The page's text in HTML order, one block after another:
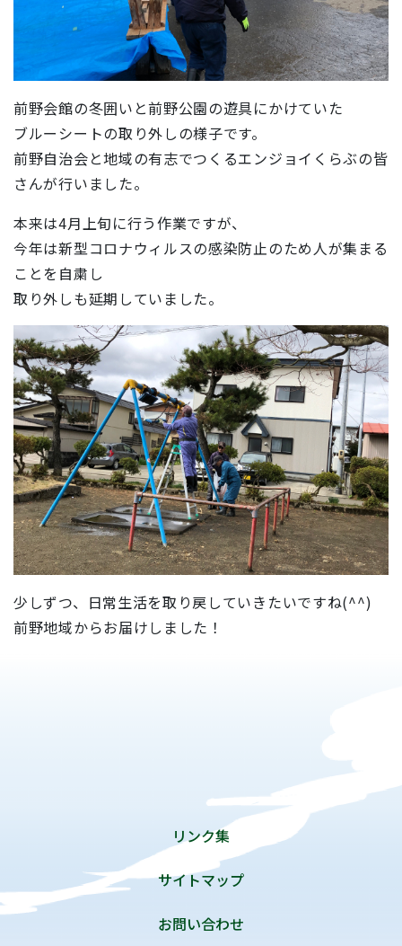
前野会館の冬囲いと前野公園の遊具にかけていた
ブルーシートの取り外しの様子です。
前野自治会と地域の有志でつくるエンジョイくらぶの皆
さんが行いました。
本来は4月上旬に行う作業ですが、
今年は新型コロナウィルスの感染防止のため人が集まる
ことを自粛し
取り外しも延期していました。
少しずつ、日常生活を取り戻していきたいですね(^^)
前野地域からお届けしました！
リンク集
サイトマップ
お問い合わせ